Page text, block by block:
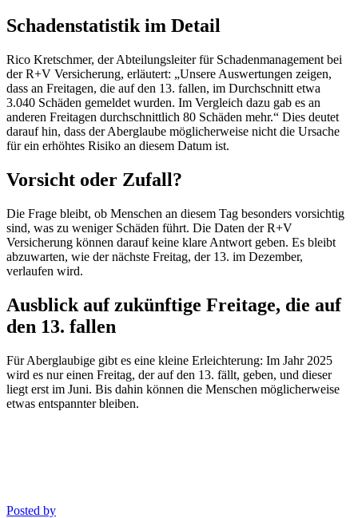
Schadenstatistik im Detail
Rico Kretschmer, der Abteilungsleiter für Schadenmanagement bei
der R+V Versicherung, erläutert: „Unsere Auswertungen zeigen,
dass an Freitagen, die auf den 13. fallen, im Durchschnitt etwa
3.040 Schäden gemeldet wurden. Im Vergleich dazu gab es an
anderen Freitagen durchschnittlich 80 Schäden mehr.“ Dies deutet
darauf hin, dass der Aberglaube möglicherweise nicht die Ursache
für ein erhöhtes Risiko an diesem Datum ist.
Vorsicht oder Zufall?
Die Frage bleibt, ob Menschen an diesem Tag besonders vorsichtig
sind, was zu weniger Schäden führt. Die Daten der R+V
Versicherung können darauf keine klare Antwort geben. Es bleibt
abzuwarten, wie der nächste Freitag, der 13. im Dezember,
verlaufen wird.
Ausblick auf zukünftige Freitage, die auf
den 13. fallen
Für Aberglaubige gibt es eine kleine Erleichterung: Im Jahr 2025
wird es nur einen Freitag, der auf den 13. fällt, geben, und dieser
liegt erst im Juni. Bis dahin können die Menschen möglicherweise
etwas entspannter bleiben.
Posted by